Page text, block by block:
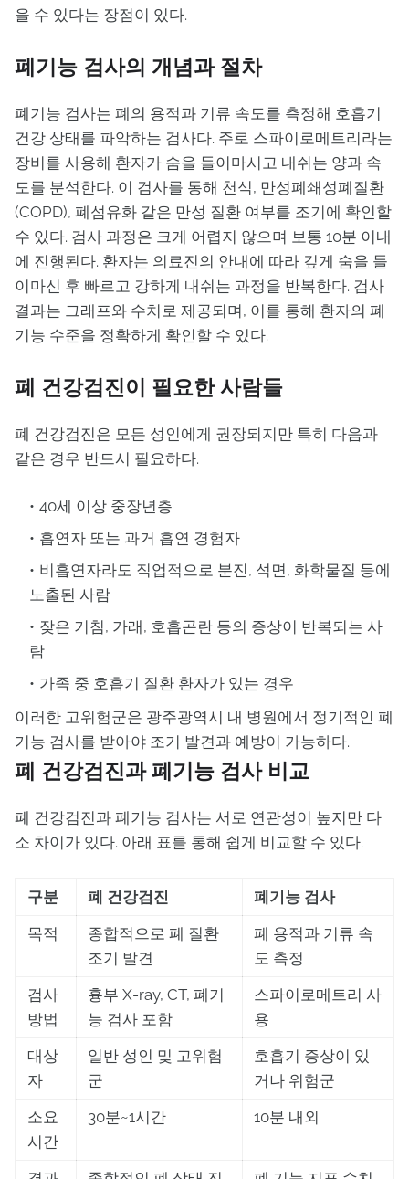
을 수 있다는 장점이 있다.
폐기능 검사의 개념과 절차
폐기능 검사는 폐의 용적과 기류 속도를 측정해 호흡기
건강 상태를 파악하는 검사다. 주로 스파이로메트리라는
장비를 사용해 환자가 숨을 들이마시고 내쉬는 양과 속
도를 분석한다. 이 검사를 통해 천식, 만성폐쇄성폐질환
(COPD), 폐섬유화 같은 만성 질환 여부를 조기에 확인할
수 있다. 검사 과정은 크게 어렵지 않으며 보통 10분 이내
에 진행된다. 환자는 의료진의 안내에 따라 깊게 숨을 들
이마신 후 빠르고 강하게 내쉬는 과정을 반복한다. 검사
결과는 그래프와 수치로 제공되며, 이를 통해 환자의 폐
기능 수준을 정확하게 확인할 수 있다.
폐 건강검진이 필요한 사람들
폐 건강검진은 모든 성인에게 권장되지만 특히 다음과
같은 경우 반드시 필요하다.
40세 이상 중장년층
흡연자 또는 과거 흡연 경험자
비흡연자라도 직업적으로 분진, 석면, 화학물질 등에
노출된 사람
잦은 기침, 가래, 호흡곤란 등의 증상이 반복되는 사
람
가족 중 호흡기 질환 환자가 있는 경우
이러한 고위험군은 광주광역시 내 병원에서 정기적인 폐
기능 검사를 받아야 조기 발견과 예방이 가능하다.
폐 건강검진과 폐기능 검사 비교
폐 건강검진과 폐기능 검사는 서로 연관성이 높지만 다
소 차이가 있다. 아래 표를 통해 쉽게 비교할 수 있다.
구분 폐 건강검진
폐기능 검사
목적
종합적으로 폐 질환
조기 발견
폐 용적과 기류 속
도 측정
검사
방법
흉부 X-ray, CT, 폐기
능 검사 포함
스파이로메트리 사
용
대상
자
일반 성인 및 고위험
군
호흡기 증상이 있
거나 위험군
소요
시간
30분~1시간 10분 내외